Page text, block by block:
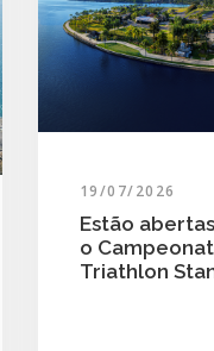
19/07/2026
Estão
o
Triathlon